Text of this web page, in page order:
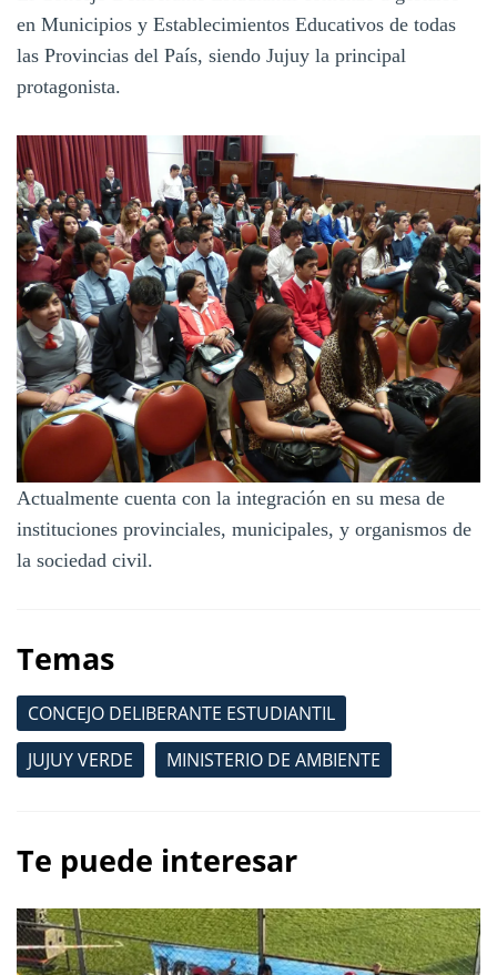
en Municipios y Establecimientos Educativos de todas
las Provincias del País, siendo Jujuy la principal
protagonista.
Actualmente cuenta con la integración en su mesa de
instituciones provinciales, municipales, y organismos de
la sociedad civil.
Temas
CONCEJO DELIBERANTE ESTUDIANTIL
JUJUY VERDE
MINISTERIO DE AMBIENTE
Te puede interesar